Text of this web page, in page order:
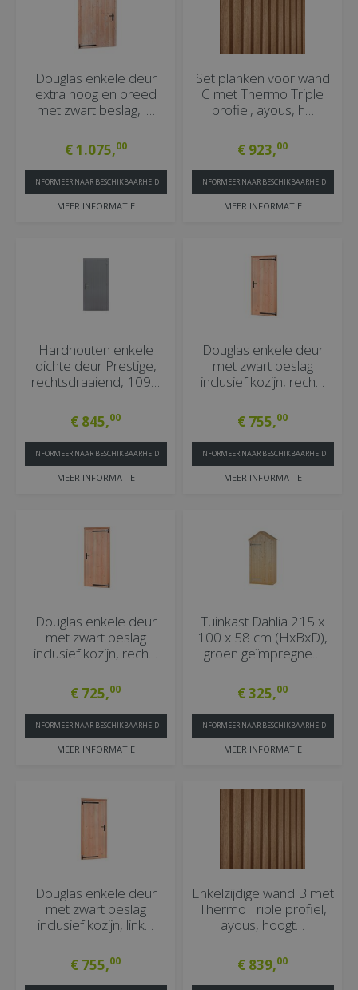
Douglas enkele deur
extra hoog en breed
met zwart beslag, l…
€1.075,00
MEER INFORMATIE
INFORMEER NAAR BESCHIKBAARHEID
Set planken voor wand
C met Thermo Triple
profiel, ayous, h…
€ 923,00
MEER INFORMATIE
INFORMEER NAAR BESCHIKBAARHEID
Hardhouten enkele
dichte deur Prestige,
rechtsdraaiend, 109…
€ 845,00
MEER INFORMATIE
INFORMEER NAAR BESCHIKBAARHEID
Douglas enkele deur
met zwart beslag
inclusief kozijn, rech…
€ 755,00
MEER INFORMATIE
INFORMEER NAAR BESCHIKBAARHEID
Douglas enkele deur
met zwart beslag
inclusief kozijn, rech…
€ 725,00
MEER INFORMATIE
INFORMEER NAAR BESCHIKBAARHEID
Tuinkast Dahlia 215 x
100 x 58 cm (HxBxD),
groen geïmpregne…
€325,00
MEER INFORMATIE
INFORMEER NAAR BESCHIKBAARHEID
Douglas enkele deur
met zwart beslag
inclusief kozijn, link…
€ 755,00
Enkelzijdige wand B met
Thermo Triple profiel,
ayous, hoogt…
€ 839,00